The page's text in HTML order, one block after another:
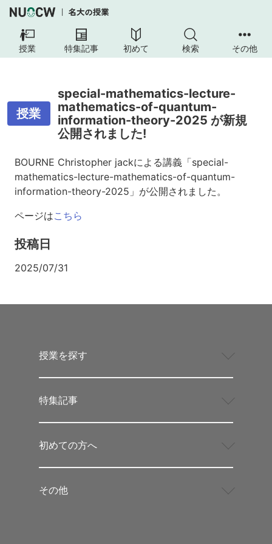
授業 特集記事 初めて 検索 その他
授業
special-mathematics-lecture-
mathematics-of-quantum-
information-theory-2025 が新規
公開されました!
BOURNE Christopher jackによる講義「special-
mathematics-lecture-mathematics-of-quantum-
information-theory-2025」が公開されました。
ページはこちら
投稿日
2025/07/31
授業を探す
特集記事
初めての方へ
その他